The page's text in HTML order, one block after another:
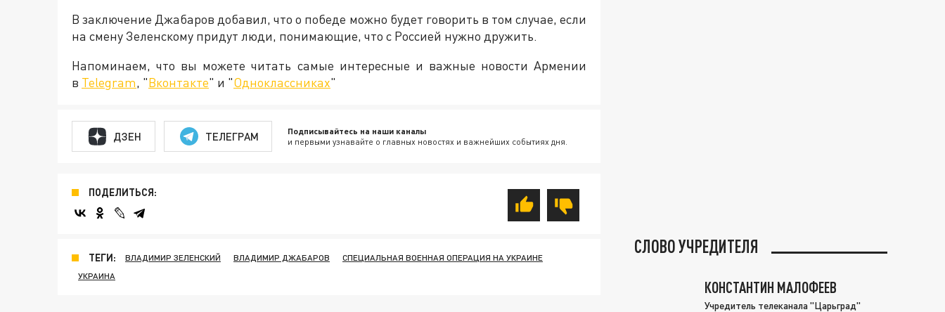
В заключение Джабаров добавил, что о победе можно будет говорить в том случае, если
на смену Зеленскому придут люди, понимающие, что с Россией нужно дружить.
Напоминаем, что вы можете читать самые интересные и важные новости Армении
в Telegram, "Вконтакте" и "Одноклассниках"
ДЗЕН ТЕЛЕГРАМ Подписывайтесь на наши каналы
и первыми узнавайте о главных новостях и важнейших событиях дня.
ПОДЕЛИТЬСЯ:
ТЕГИ: ВЛАДИМИР ЗЕЛЕНСКИЙ ВЛАДИМИР ДЖАБАРОВ
СПЕЦИАЛЬНАЯ ВОЕННАЯ ОПЕРАЦИЯ НА УКРАИНЕ
УКРАИНА
СЛОВО УЧРЕДИТЕЛЯ
КОНСТАНТИН МАЛОФЕЕВ
Учредитель телеканала "Царьград"